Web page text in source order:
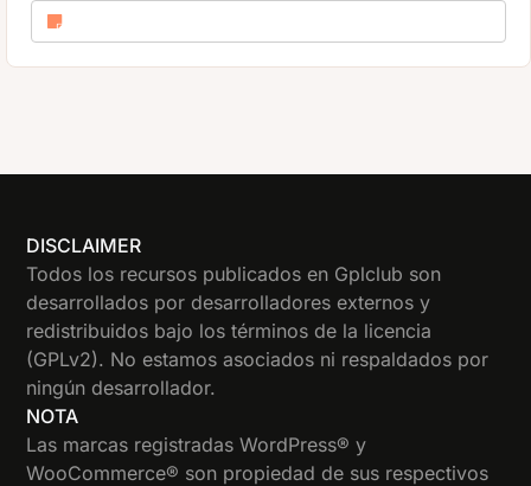
DISCLAIMER
Todos los recursos publicados en Gplclub son
desarrollados por desarrolladores externos y
redistribuidos bajo los términos de la licencia
(GPLv2). No estamos asociados ni respaldados por
ningún desarrollador.
NOTA
Las marcas registradas WordPress® y
WooCommerce® son propiedad de sus respectivos